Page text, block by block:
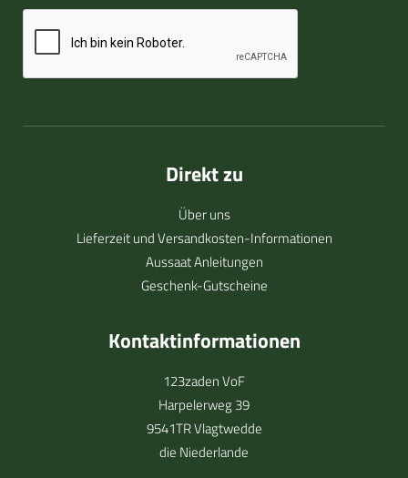
Direkt zu
Über uns
Lieferzeit und Versandkosten-Informationen
Aussaat Anleitungen
Geschenk-Gutscheine
Kontaktinformationen
123zaden VoF
Harpelerweg 39
9541TR Vlagtwedde
die Niederlande